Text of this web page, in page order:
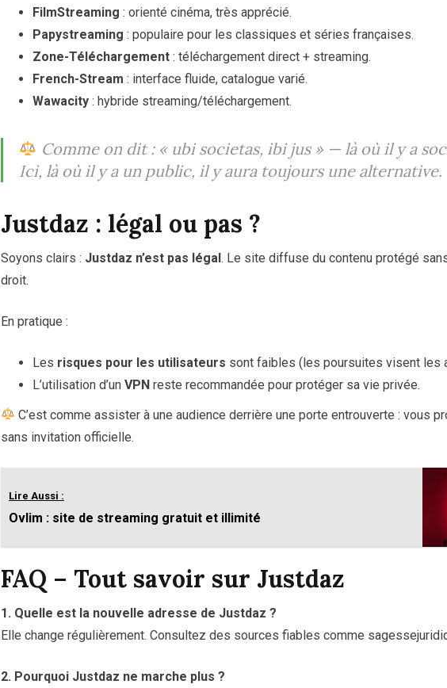
FilmStreaming : orienté cinéma, très apprécié.
Papystreaming : populaire pour les classiques et séries françaises.
Zone-Téléchargement : téléchargement direct + streaming.
French-Stream : interface fluide, catalogue varié.
Wawacity : hybride streaming/téléchargement.
Comme on dit : « ubi societas, ibi jus »— là où il y a
Ici, là où il y a un public, il y aura toujours une alternative.
Justdaz : légal ou pas ?
Soyons clairs : Justdaz n’est pas légal. Le site diffuse du contenu protégé
droit.
En pratique :
Les risques pour les utilisateurs sont faibles (les poursuites visent les
L’utilisation d’un VPN reste recommandée pour protéger sa vie privée.
C’est comme assister à une audience derrière une porte entrouverte : vous
sans invitation officielle.
Lire Aussi :
Ovlim : site de streaming gratuit et illimité
FAQ – Tout savoir sur Justdaz
1. Quelle est la nouvelle adresse de Justdaz ?
Elle change régulièrement. Consultez des sources fiables comme
2. Pourquoi Justdaz ne marche plus ?